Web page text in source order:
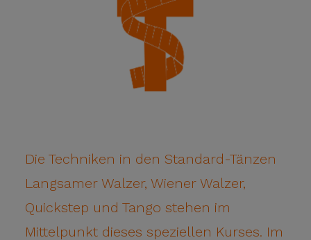
Die Techniken in den Standard-Tänzen
Langsamer Walzer, Wiener Walzer,
Quickstep und Tango stehen im
Mittelpunkt dieses speziellen Kurses. Im